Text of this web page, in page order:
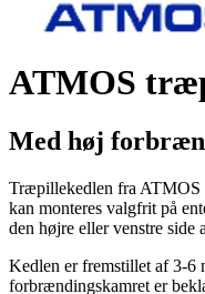
ATMOS
Med høj
Træpillekedlen fra ATMOS
kan monteres valgfrit på
den højre eller venstre side
Kedlen er fremstillet af 3-6
forbrændingskamret er